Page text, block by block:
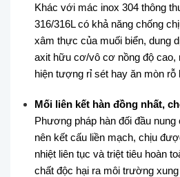
Khác với mác inox 304 thông
316/316L có khả năng chống
xâm thực của muối biển, dung
axit hữu cơ/vô cơ nồng độ cao,
hiện tượng rỉ sét hay ăn mòn rỗ
Mối liên kết hàn đồng nhất,
Phương pháp hàn đối đầu
nên kết cấu liền mạch, chịu
nhiệt liên tục và triệt tiêu hoàn
chất độc hại ra môi trường xung